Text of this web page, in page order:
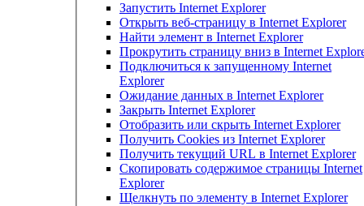
Запустить Internet Explorer
Открыть веб-страницу в Internet Explorer
Найти элемент в Internet Explorer
Прокрутить страницу вниз в Internet
Подключиться к запущенному Internet
Explorer
Ожидание данных в Internet Explorer
Закрыть Internet Explorer
Отобразить или скрыть Internet Explorer
Получить Cookies из Internet Explorer
Получить текущий URL в Internet Explorer
Скопировать содержимое страницы Internet
Explorer
Щелкнуть по элементу в Internet Explorer